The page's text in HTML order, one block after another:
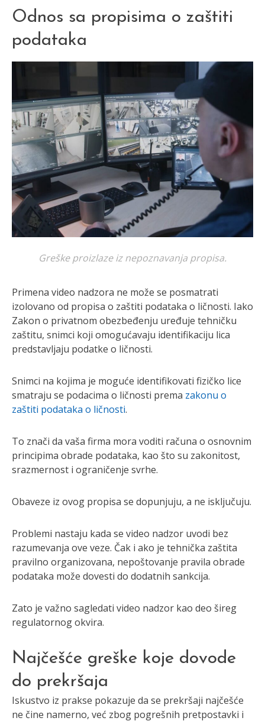
Odnos sa propisima o zaštiti
podataka
Greške proizlaze iz nepoznavanja propisa.
Primena video nadzora ne može se posmatrati
izolovano od propisa o zaštiti podataka o ličnosti. Iako
Zakon o privatnom obezbeđenju uređuje tehničku
zaštitu, snimci koji omogućavaju identifikaciju lica
predstavljaju podatke o ličnosti.
Snimci na kojima je moguće identifikovati fizičko lice
smatraju se podacima o ličnosti prema zakonu o
zaštiti podataka o ličnosti.
To znači da vaša firma mora voditi računa o osnovnim
principima obrade podataka, kao što su zakonitost,
srazmernost i ograničenje svrhe.
Obaveze iz ovog propisa se dopunjuju, a ne isključuju.
Problemi nastaju kada se video nadzor uvodi bez
razumevanja ove veze. Čak i ako je tehnička zaštita
pravilno organizovana, nepoštovanje pravila obrade
podataka može dovesti do dodatnih sankcija.
Zato je važno sagledati video nadzor kao deo šireg
regulatornog okvira.
Najčešće greške koje dovode
do prekršaja
Iskustvo iz prakse pokazuje da se prekršaji najčešće
ne čine namerno, već zbog pogrešnih pretpostavki i